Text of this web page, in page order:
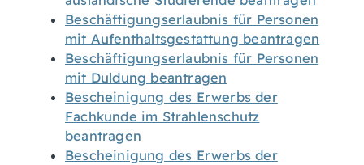
Beschäftigungserlaubnis für Personen
mit Aufenthaltsgestattung beantragen
Beschäftigungserlaubnis für Personen
mit Duldung beantragen
Bescheinigung des Erwerbs der
Fachkunde im Strahlenschutz
beantragen
Bescheinigung des Erwerbs der